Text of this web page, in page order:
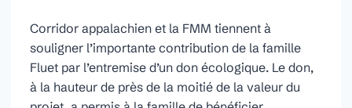
Corridor appalachien et la FMM tiennent à
souligner l’importante contribution de la famille
Fluet par l’entremise d’un don écologique. Le don,
à la hauteur de près de la moitié de la valeur du